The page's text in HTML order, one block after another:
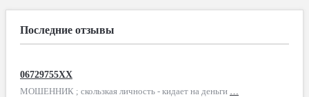
Последние отзывы
06729755XX
МОШЕННИК ; скользкая личность - кидает на деньги …